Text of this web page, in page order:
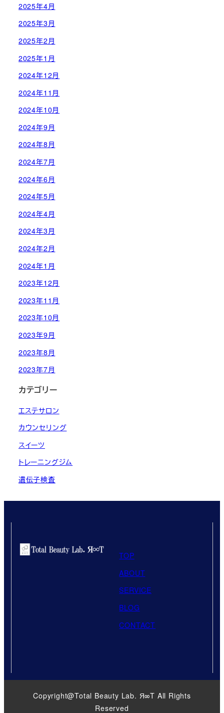
2025年4月
2025年3月
2025年2月
2025年1月
2024年12月
2024年11月
2024年10月
2024年9月
2024年8月
2024年7月
2024年6月
2024年5月
2024年4月
2024年3月
2024年2月
2024年1月
2023年12月
2023年11月
2023年10月
2023年9月
2023年8月
2023年7月
カテゴリー
エステサロン
カウンセリング
スイーツ
トレーニングジム
遺伝子検査
TOP
ABOUT
SERVICE
BLOG
CONTACT
Copyright@Total Beauty Lab. Я∞T All Rights
Reserved